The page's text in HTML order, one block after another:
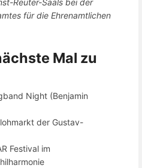
Reuter-Saals bei der
für die Ehrenamtlichen
Mal zu
Night (Benjamin
der Gustav-
Festival im